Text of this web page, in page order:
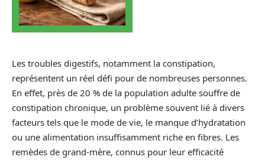
Les troubles digestifs, notamment la constipation,
représentent un réel défi pour de nombreuses personnes.
En effet, près de 20 % de la population adulte souffre de
constipation chronique, un problème souvent lié à divers
facteurs tels que le mode de vie, le manque d’hydratation
ou une alimentation insuffisamment riche en fibres. Les
remèdes de grand-mère, connus pour leur efficacité